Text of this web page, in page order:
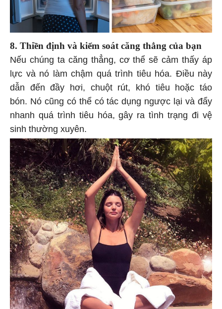
8. Thiền định và kiểm soát căng thẳng của bạn
Nếu chúng ta căng thẳng, cơ thể sẽ cảm thấy áp
lực và nó làm chậm quá trình tiêu hóa. Điều này
dẫn đến đầy hơi, chuột rút, khó tiêu hoặc táo
bón. Nó cũng có thể có tác dụng ngược lại và đẩy
nhanh quá trình tiêu hóa, gây ra tình trạng đi vệ
sinh thường xuyên.